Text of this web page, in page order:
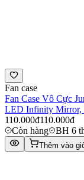
Fan case
Fan Case Vô Cực
LED Infinity Mirror,
110.000đ110.000đ
Còn hàng
BH 6
Thêm vào